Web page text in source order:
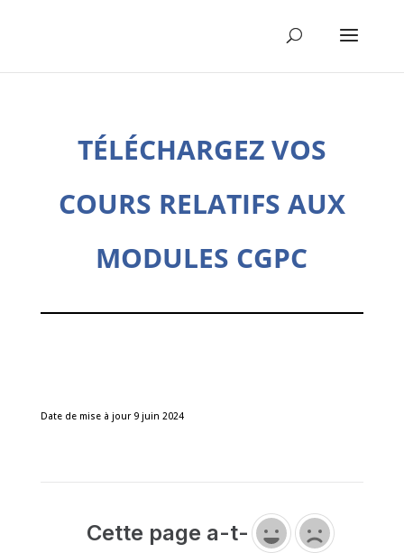
TÉLÉCHARGEZ VOS
COURS RELATIFS AUX
MODULES CGPC
Date de mise à jour 9 juin 2024
Cette page a-t-